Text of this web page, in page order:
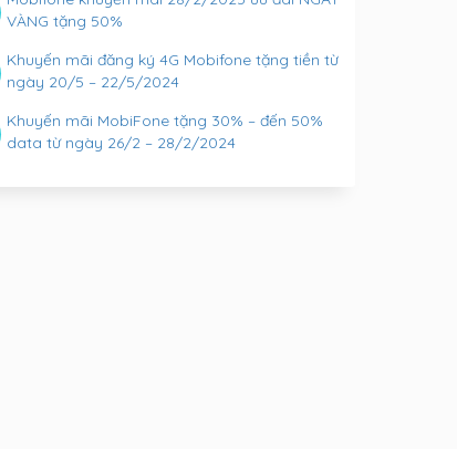
VÀNG tặng 50%
Khuyến mãi đăng ký 4G Mobifone tặng tiền từ
ngày 20/5 – 22/5/2024
Khuyến mãi MobiFone tặng 30% – đến 50%
data từ ngày 26/2 – 28/2/2024